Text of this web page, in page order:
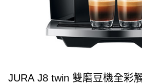
JURA J8 twin 雙磨豆機全彩